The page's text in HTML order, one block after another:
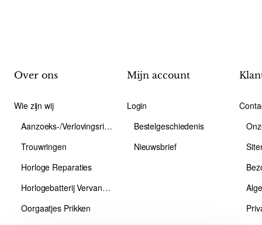
Over ons
Wie zijn wij
Aanzoeks-/Verlovingsring
Trouwringen
Horloge Reparaties
Horlogebatterij Vervangen
Oorgaatjes Prikken
Mijn account
Login
Bestelgeschiedenis
Nieuwsbrief